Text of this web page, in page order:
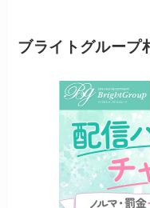
ブライトグループ